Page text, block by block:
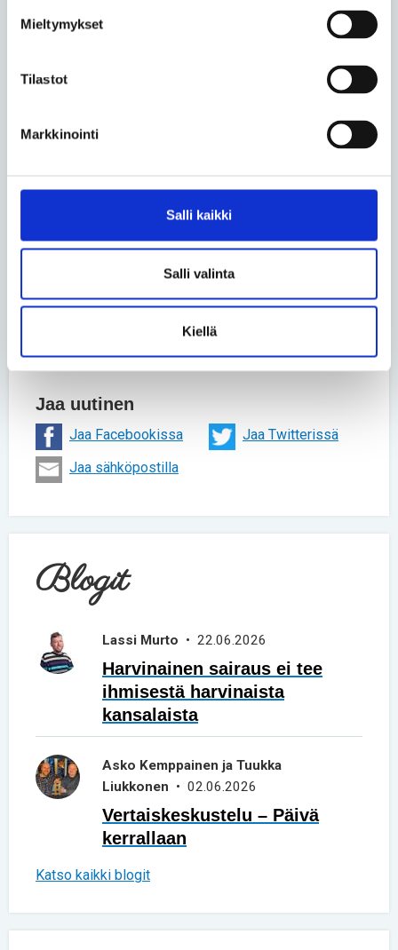
Mieltymykset
Tilastot
Markkinointi
Salli kaikki
Salli valinta
Kiellä
kaularangan retkahdusta. Todettiin vain, että reipas
aivotärähdys.
Ensiavun ”tuubiin” pääsy kesti kaikkiaan seitsemisen
tuntia, vaikka itse operaatio tehtiin vartissa.
Mutta loppu hyvin, kaikki hyvin. Sain puhtaat paperit
ja lähdin tilataksilla nälkäisenä kotiin. Avustajani sai
valoista. Onko kaikkien lasarettien oltava niin
steriilisti valaistuja? Ja miksei hospitaali pysty
tarjoamaan edes mehukeittoa potilaan vieressä
Ja minun 56-vuotiaan eukon pitäisi vissiin ottaa joku
pirjo.kauppinen@hotmail.com
Jaa uutinen
Jaa Facebookissa
Jaa Twitterissä
Jaa sähköpostilla
Blogit
Lassi Murto • 22.06.2026
Harvinainen sairaus ei tee
ihmisestä harvinaista
kansalaista
Asko Kemppainen ja Tuukka
Liukkonen • 02.06.2026
Vertaiskeskustelu – Päivä
kerrallaan
Katso kaikki blogit